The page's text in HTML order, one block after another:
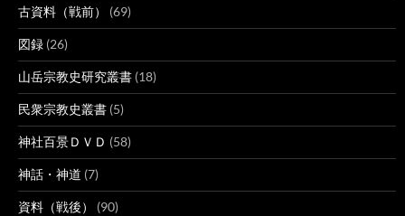
古資料（戦前） (69)
図録 (26)
山岳宗教史研究叢書 (18)
民衆宗教史叢書 (5)
神社百景ＤＶＤ (58)
神話・神道 (7)
資料（戦後） (90)